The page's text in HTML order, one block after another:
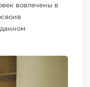
вовлечены в